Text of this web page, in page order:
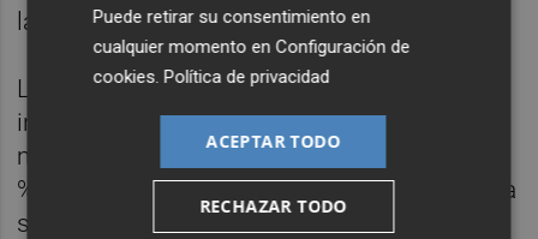
la zona euro sigue debilitándose".
Las recientes publicaciones sobre la
inflación en Italia y España ya la han
mostrado justo por debajo del objetivo del 2
% del BCE, mientras que la inflación francesa
se encuentra en su nivel más bajo desde
Puede retirar su consentimiento en
cualquier momento enConfiguración de
cookies .Política de privacidad
ACEPTAR TODO
RECHAZAR TODO